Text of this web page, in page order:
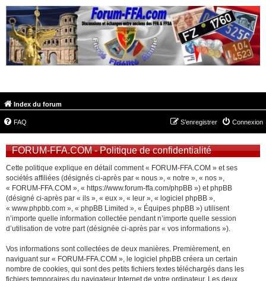
Index du forum
FAQ Connexion
S’enregistrer
FORUM-FFA.COM - Politique de confidentialité
Cette politique explique en détail comment « FORUM-FFA.COM » et ses
sociétés affiliées (désignés ci-après par « nous », « notre », « nos »,
« FORUM-FFA.COM », « https://www.forum-ffa.com/phpBB ») et phpBB
(désigné ci-après par « ils », « eux », « leur », « logiciel phpBB »,
« www.phpbb.com », « phpBB Limited », « Équipes phpBB ») utilisent
n’importe quelle information collectée pendant n’importe quelle session
d’utilisation de votre part (désignée ci-après par « vos informations »).
Vos informations sont collectées de deux manières. Premièrement, en
naviguant sur « FORUM-FFA.COM », le logiciel phpBB créera un certain
nombre de cookies, qui sont des petits fichiers textes téléchargés dans les
fichiers temporaires du navigateur Internet de votre ordinateur. Les deux